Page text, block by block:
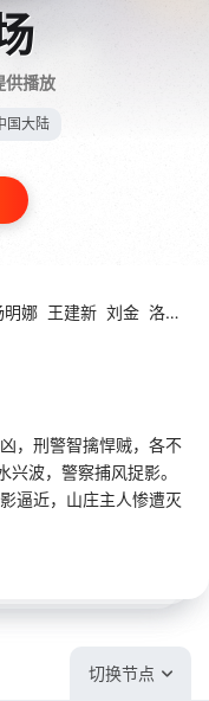
播放
国大陆
明娜 王建新 刘金 洛嘉
，刑警智擒悍贼，各不
波，警察捕风捉影。
逼近，山庄主人惨遭灭
切换节点